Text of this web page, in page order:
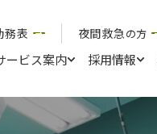
務表 夜間救急 の方
ービス案内 採用情報